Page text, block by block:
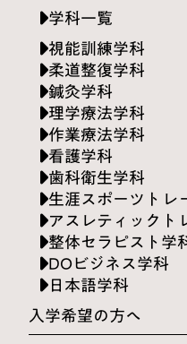
学科一覧
視能訓練学科
柔道整復学科
鍼灸学科
理学療法学科
作業療法学科
看護学科
歯科衛生学科
生涯スポーツトレ
アスレティックト
整体セラピスト学
DOビジネス学科
日本語学科
入学希望の方へ